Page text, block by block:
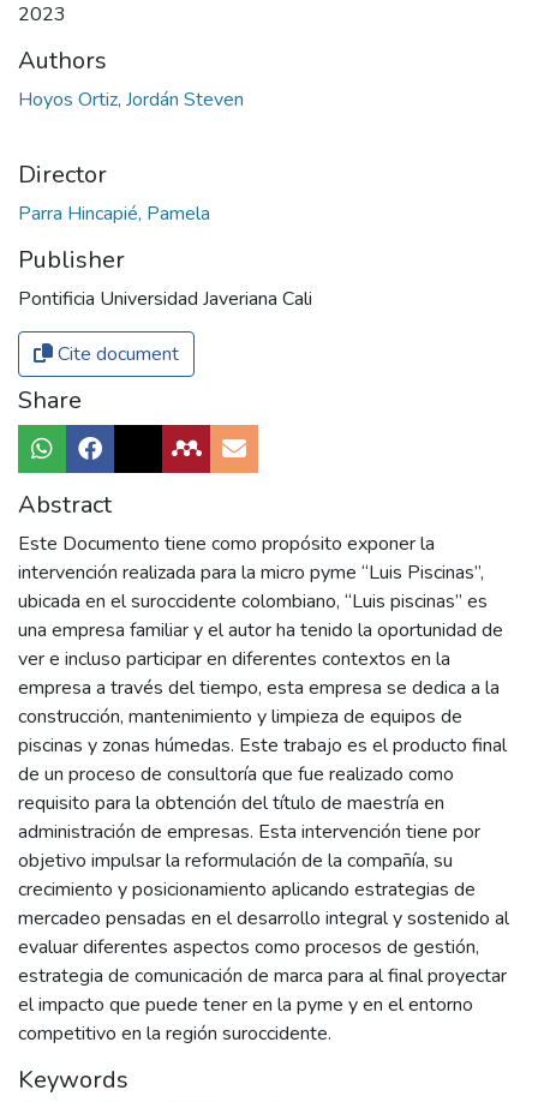
2023
Authors
Hoyos Ortiz, Jordán Steven
Director
Parra Hincapié, Pamela
Publisher
Pontificia Universidad Javeriana Cali
Cite document
Share
Abstract
Este Documento tiene como propósito exponer la
intervención realizada para la micro pyme “Luis Piscinas”,
ubicada en el suroccidente colombiano, “Luis piscinas” es
una empresa familiar y el autor ha tenido la oportunidad de
ver e incluso participar en diferentes contextos en la
empresa a través del tiempo, esta empresa se dedica a la
construcción, mantenimiento y limpieza de equipos de
piscinas y zonas húmedas. Este trabajo es el producto final
de un proceso de consultoría que fue realizado como
requisito para la obtención del título de maestría en
administración de empresas. Esta intervención tiene por
objetivo impulsar la reformulación de la compañía, su
crecimiento y posicionamiento aplicando estrategias de
mercadeo pensadas en el desarrollo integral y sostenido al
evaluar diferentes aspectos como procesos de gestión,
estrategia de comunicación de marca para al final proyectar
el impacto que puede tener en la pyme y en el entorno
competitivo en la región suroccidente.
Keywords